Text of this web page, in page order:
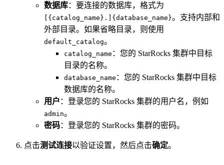
数据库：要连接的数据库，格式为
[{catalog_name}.]{database_name}。支持内部和
外部目录。如果省略目录，则使用
default_catalog。
catalog_name ：您的 StarRocks 集群中目标
目录的名称。
database_name ：您的 StarRocks 集群中目标
数据库的名称。
用户 ：登录您的 StarRocks 集群的用户名，例如
admin。
密码：登录您的 StarRocks 集群的密码。
点击测试连接以验证设置，然后点击确定。